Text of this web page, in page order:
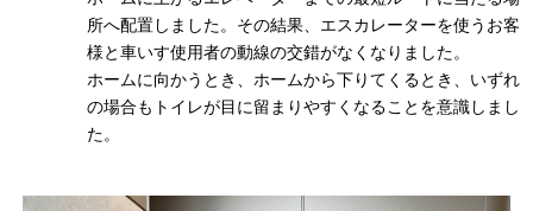
所へ配置しました。その結果、エスカレーターを使うお客
様と車いす使用者の動線の交錯がなくなりました。
ホームに向かうとき、ホームから下りてくるとき、いずれ
の場合もトイレが目に留まりやすくなることを意識しまし
た。